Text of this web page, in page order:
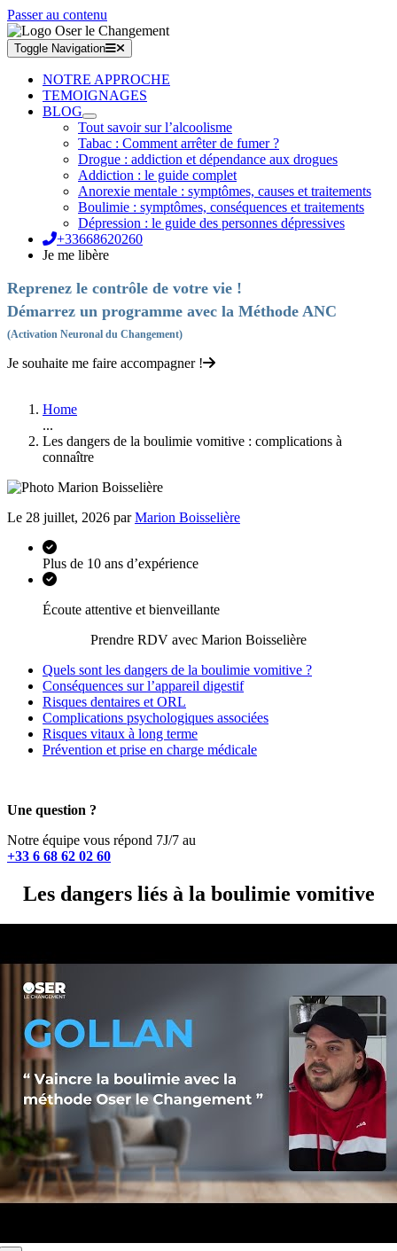
Passer au contenu
Toggle Navigation
NOTRE APPROCHE
TEMOIGNAGES
BLOG
Tout savoir sur l’alcoolisme
Tabac : Comment arrêter de fumer ?
Drogue : addiction et dépendance aux drogues
Addiction : le guide complet
Anorexie mentale : symptômes, causes et traitements
Boulimie : symptômes, conséquences et traitements
Dépression : le guide des personnes dépressives
+33668620260
Je me libère
Reprenez le contrôle de votre vie !
Démarrez un programme avec la Méthode ANC
(Activation Neuronal du Changement)
Je souhaite me faire accompagner !
Home
...
Les dangers de la boulimie vomitive : complications à
connaître
Le 28 juillet, 2026 parMarion Boisselière
Plus de 10 ans d’expérience
Écoute attentive et bienveillante
Prendre RDV avec Marion Boisselière
Quels sont les dangers de la boulimie vomitive ?
Conséquences sur l’appareil digestif
Risques dentaires et ORL
Complications psychologiques associées
Risques vitaux à long terme
Prévention et prise en charge médicale
Une question ?
Notre équipe vous répond 7J/7 au
+33 6 68 62 02 60
Les dangers liés à la boulimie vomitive